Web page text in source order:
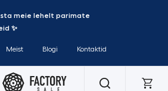
meie lehelt parimate
✨
Meist Blogi Kontaktid